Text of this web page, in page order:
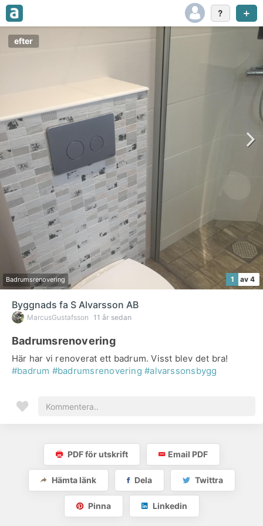
efter
Badrumsrenovering 1 av 4
Byggnads fa S Alvarsson AB
MarcusGustafsson 11 år sedan
Badrumsrenovering
Här har vi renoverat ett badrum. Visst blev det bra!
#badrum #badrumsrenovering #alvarssonsbygg
PDF för utskrift Email PDF
Hämta länk Dela Twittra
Pinna Linkedin